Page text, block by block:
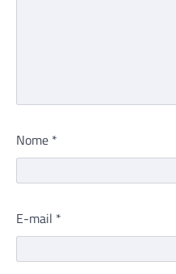
Nome *
E-mail *